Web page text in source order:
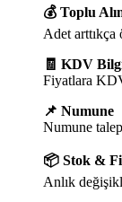
💰 Toplu
Adet arttıkça
🧾 KDV
Fiyatlara
📌 Numune
Numune
📦 Stok &
Anlık